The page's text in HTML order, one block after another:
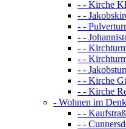
- - Kirche
- -
- -
- -
- -
- -
- -
- - Kirche
- - Kirche
- Wohnen im
- -
- -